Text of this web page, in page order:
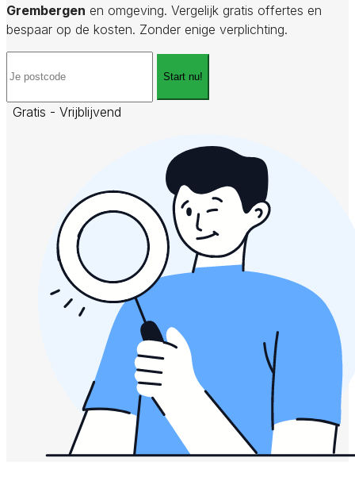
Grembergen en omgeving. Vergelijk gratis offertes en
bespaar op de kosten. Zonder enige verplichting.
Start nu!
Gratis - Vrijblijvend